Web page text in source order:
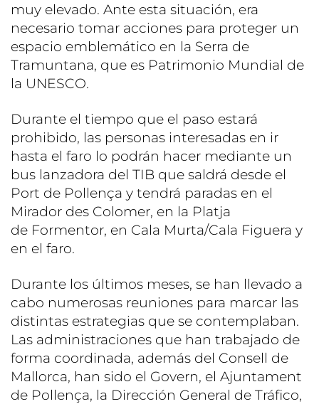
muy elevado. Ante esta situación, era
necesario tomar acciones para proteger un
espacio emblemático en la Serra de
Tramuntana, que es Patrimonio Mundial de
la UNESCO.
Durante el tiempo que el paso estará
prohibido, las personas interesadas en ir
hasta el faro lo podrán hacer mediante un
bus lanzadora del TIB que saldrá desde el
Port de Pollença y tendrá paradas en el
Mirador des Colomer, en la Platja
de Formentor, en Cala Murta/Cala Figuera y
en el faro.
Durante los últimos meses, se han llevado a
cabo numerosas reuniones para marcar las
distintas estrategias que se contemplaban.
Las administraciones que han trabajado de
forma coordinada, además del Consell de
Mallorca, han sido el Govern, el Ajuntament
de Pollença, la Dirección General de Tráfico,